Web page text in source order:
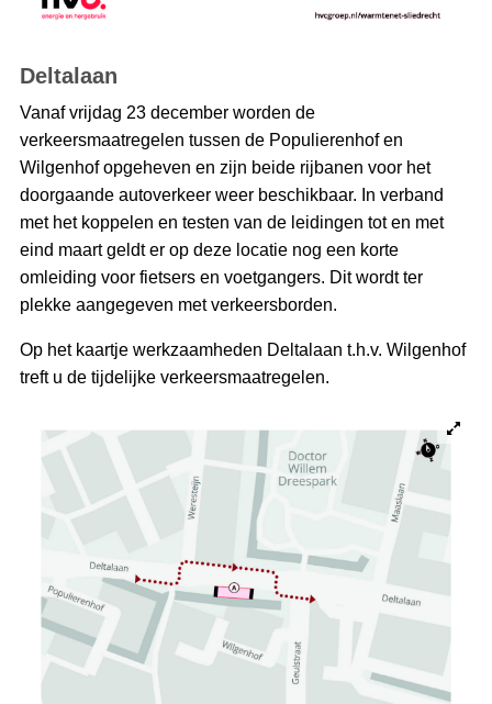
Deltalaan
Vanaf vrijdag 23 december worden de
verkeersmaatregelen tussen de Populierenhof en
Wilgenhof opgeheven en zijn beide rijbanen voor het
doorgaande autoverkeer weer beschikbaar. In verband
met het koppelen en testen van de leidingen tot en met
eind maart geldt er op deze locatie nog een korte
omleiding voor fietsers en voetgangers. Dit wordt ter
plekke aangegeven met verkeersborden.
Op het kaartje werkzaamheden Deltalaan t.h.v. Wilgenhof
treft u de tijdelijke verkeersmaatregelen.